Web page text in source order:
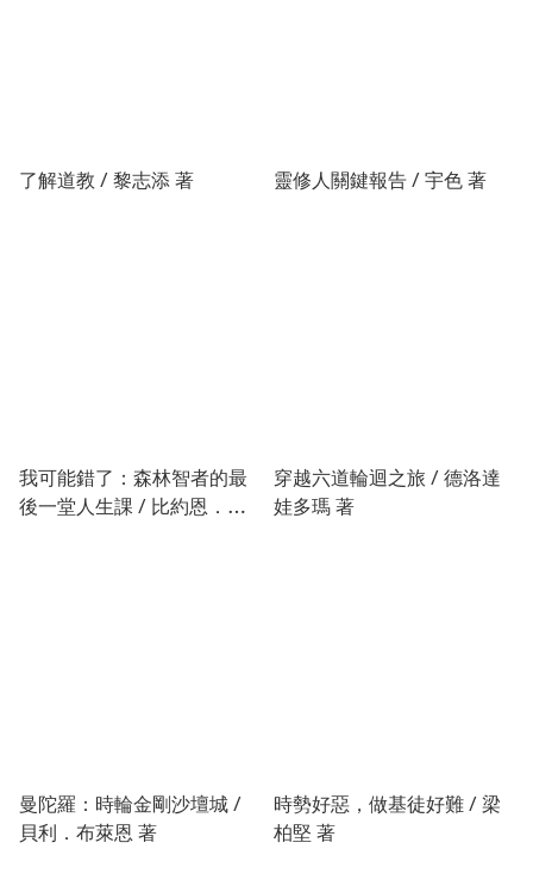
了解道教 / 黎志添 著 靈修人關鍵報告 / 宇色 著
我可能錯了：森林智者的最
後一堂人生課 / 比約恩．納
穿越六道輪迴之旅 / 德洛達
娃多瑪 著
曼陀羅：時輪金剛沙壇城 /
貝利．布萊恩 著
時勢好惡，做基徒好難 / 梁
柏堅 著